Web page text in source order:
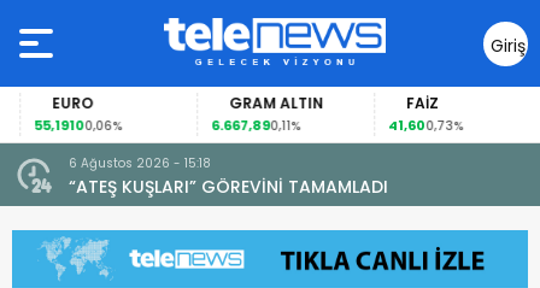
Giriş
Yap
EURO
55,19100,06%
GRAM ALTIN
6.667,890,11%
FAİZ
41,600,73%
6 Ağustos 2026 - 15:18
“ATEŞ KUŞLARI” GÖREVİNİ TAMAMLADI